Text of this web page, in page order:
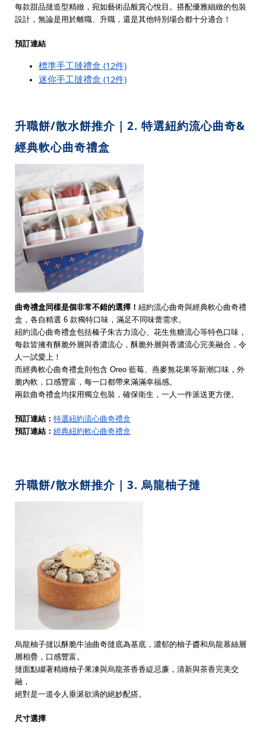
每款甜品撻造型精緻，宛如藝術品般賞心悅目。搭配優雅細緻的包裝
設計，無論是用於離職、升職，還是其他特別場合都十分適合！
預訂連結
標準手工撻禮盒 (12件)
迷你手工撻禮盒 (12件)
升職餅/散水餅推介｜2. 特選紐約流心曲奇&
經典軟心曲奇禮盒
曲奇禮盒同樣是個非常不錯的選擇！ 紐約流心曲奇與經典軟心曲奇禮
盒，各自精選 6 款獨特口味，滿足不同味蕾需求。
紐約流心曲奇禮盒包括榛子朱古力流心、花生焦糖流心等特色口味，
每款皆擁有酥脆外層與香濃流心，酥脆外層與香濃流心完美融合，令
人一試愛上！
而經典軟心曲奇禮盒則包含 Oreo 藍莓、燕麥無花果等新潮口味，外
脆內軟，口感豐富，每一口都帶來滿滿幸福感。
兩款曲奇禮盒均採用獨立包裝，確保衛生，一人一件派送更方便。
預訂連結： 特選紐約流心曲奇禮盒
預訂連結： 經典紐約軟心曲奇禮盒
升職餅/散水餅推介｜3. 烏龍柚子撻
烏龍柚子撻以酥脆牛油曲奇撻底為基底，濃郁的柚子醬和烏龍慕絲層
層相疊，口感豐富。
撻面點綴著精緻柚子果凍與烏龍茶香香緹忌廉，清新與茶香完美交
融，
絕對是一道令人垂涎欲滴的絕妙配搭。
尺寸選擇